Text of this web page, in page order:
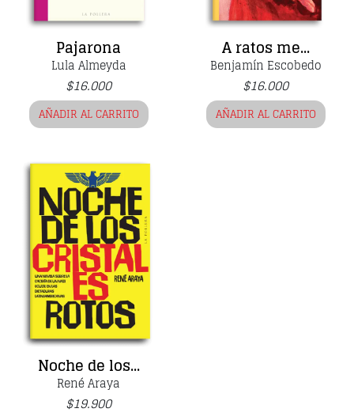
Pajarona
$16.000
Lula Almeyda
AÑADIR AL CARRITO
A ratos me...
$16.000
Benjamín Escobedo
AÑADIR AL CARRITO
Noche de los...
$19.900
René Araya